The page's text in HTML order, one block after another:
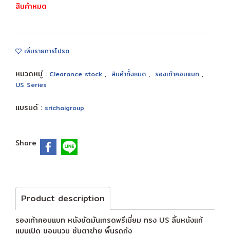
สินค้าหมด
เพิ่มรายการโปรด
หมวดหมู่ : Clearance stock , สินค้าทั้งหมด , รองเท้าคอมแบท ,
US Series
แบรนด์ : srichaigroup
Share
Product description
รองเท้าคอมแบท หนังขัดมันเกรดพรีเมี่ยม ทรง US ลิ้นหนังแท้
แบบเปิด ขอบนวม ซับตาข่าย พื้นรถถัง